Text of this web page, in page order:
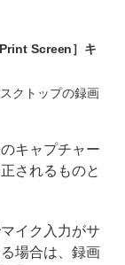
Screen］キ
クトップの録画
キャプチャー
されるものと
イク入力がサ
場合は、録画